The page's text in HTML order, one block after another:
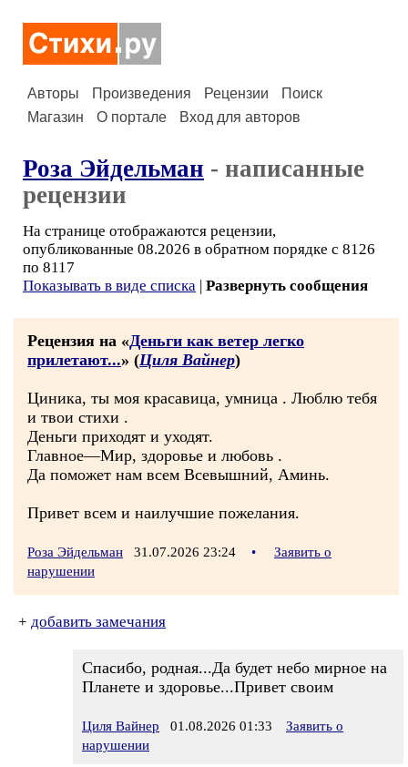
Авторы Произведения Рецензии
Поиск
Магазин
О портале Вход для авторов
Роза Эйдельман - написанные
рецензии
На странице отображаются рецензии,
опубликованные 08.2026 в обратном порядке с 8126
по 8117
Показывать в виде списка | Развернуть сообщения
Рецензия на «Деньги как ветер легко
прилетают...» (Циля Вайнер)
Циника, ты моя красавица, умница . Люблю тебя
и твои стихи .
Деньги приходят и уходят.
Главное—Мир, здоровье и любовь .
Да поможет нам всем Всевышний, Аминь.
Привет всем и наилучшие пожелания.
Роза Эйдельман 31.07.2026 23:24 •
Заявить о
нарушении
+ добавить замечания
Спасибо, родная...Да будет небо мирное на
Планете и здоровье...Привет своим
Циля Вайнер 01.08.2026 01:33
Заявить о
нарушении